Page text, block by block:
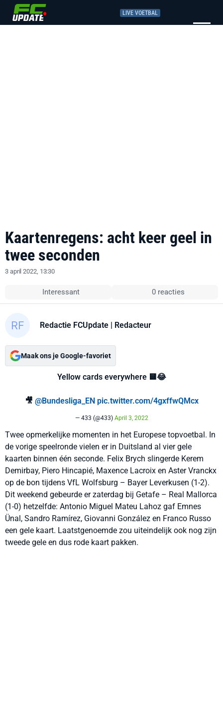
LIVE VOETBAL
Kaartenregens: acht keer geel in
twee seconden
3 april 2022, 13:30
Interessant 0 reacties
Redactie FCUpdate | Redacteur
Maak ons je Google-favoriet
Yellow cards everywhere 🟨😂
🎥 @Bundesliga_EN pic.twitter.com/4gxffwQMcx
— 433 (@433) April 3, 2022
Twee opmerkelijke momenten in het Europese topvoetbal. In
de vorige speelronde vielen er in Duitsland al vier gele
kaarten binnen één seconde. Felix Brych slingerde Kerem
Demirbay, Piero Hincapié, Maxence Lacroix en Aster Vranckx
op de bon tijdens VfL Wolfsburg – Bayer Leverkusen (1-2).
Dit weekend gebeurde er zaterdag bij Getafe – Real Mallorca
(1-0) hetzelfde: Antonio Miguel Mateu Lahoz gaf Emnes
Ünal, Sandro Ramírez, Giovanni González en Franco Russo
een gele kaart. Laatstgenoemde zou uiteindelijk ook nog zijn
tweede gele en dus rode kaart pakken.